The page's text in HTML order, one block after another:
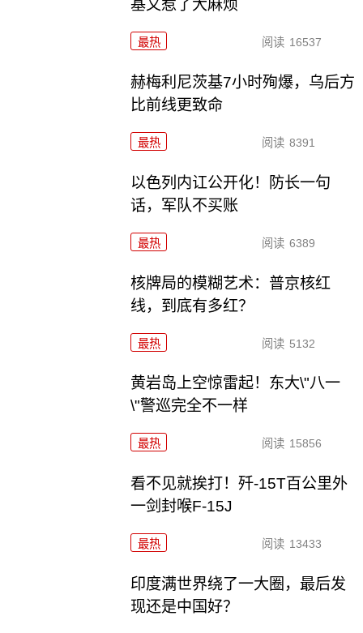
基又惹了大麻烦
最热 阅读 16537
赫梅利尼茨基7小时殉爆，乌后方
比前线更致命
最热 阅读 8391
以色列内讧公开化！防长一句
话，军队不买账
最热 阅读 6389
核牌局的模糊艺术：普京核红
线，到底有多红？
最热 阅读 5132
黄岩岛上空惊雷起！东大\"八一
\"警巡完全不一样
最热 阅读 15856
看不见就挨打！歼-15T百公里外
一剑封喉F-15J
最热 阅读 13433
印度满世界绕了一大圈，最后发
现还是中国好？